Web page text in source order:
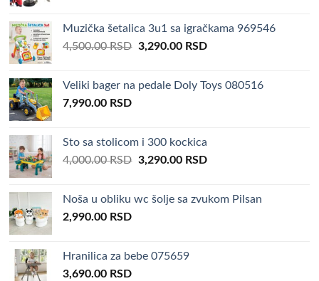
4,000.00 RSD.3,290.00 RSD.
Muzička šetalica 3u1 sa igračkama 969546
4,500.00RSD Original
4,500.00 RSD.
3,290.00 RSDCurrent
3,290.00 RSD.
Veliki bager na pedale Doly Toys 080516
7,990.00 RSD
Sto sa stolicom i 300 kockica
4,000.00RSD Original
4,000.00 RSD.
3,290.00 RSDCurrent
3,290.00 RSD.
Noša u obliku wc šolje sa zvukom Pilsan
2,990.00 RSD
Hranilica za bebe 075659
3,690.00 RSD